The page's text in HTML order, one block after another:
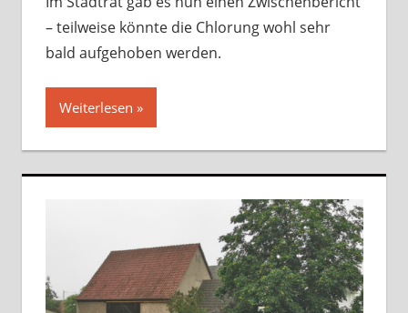
– teilweise könnte die Chlorung wohl sehr
bald aufgehoben werden.
Weiterlesen